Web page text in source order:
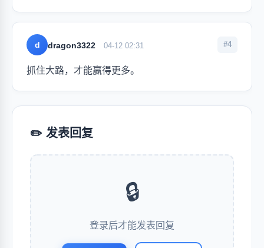
d dragon3322 04-12 02:31 #4
抓住大路，才能赢得更多。
✏️ 发表回复
🔒
登录后才能发表回复